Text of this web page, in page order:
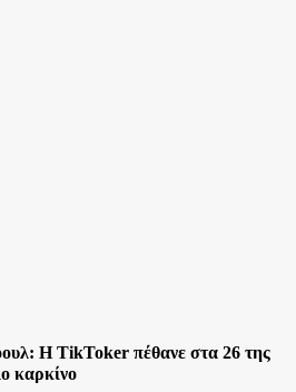
Η TikToker πέθανε στα 26 της
καρκίνο